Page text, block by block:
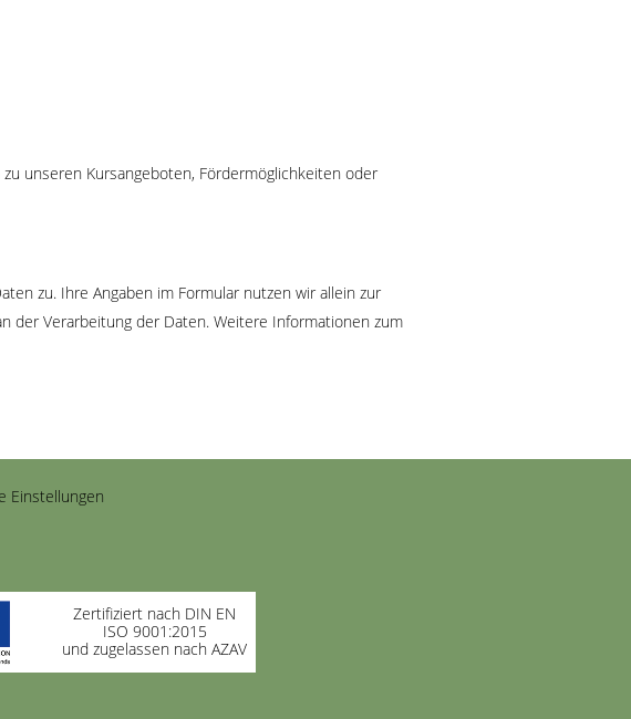
unseren Kursangeboten, Fördermöglichkeiten oder
zu. Ihre Angaben im Formular nutzen wir allein zur
der Verarbeitung der Daten. Weitere Informationen zum
Einstellungen
Zertifiziert nach DIN EN
ISO 9001:2015
und zugelassen nach AZAV